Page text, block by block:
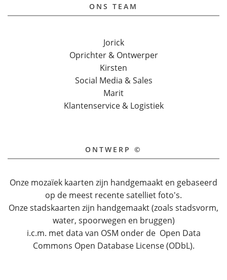
ONS TEAM
Jorick
Oprichter & Ontwerper
Kirsten
Social Media & Sales
Marit
Klantenservice & Logistiek
ONTWERP ©
Onze mozaïek kaarten zijn handgemaakt en gebaseerd
op de meest recente satelliet foto's.
Onze stadskaarten zijn handgemaakt (zoals stadsvorm,
water, spoorwegen en bruggen)
i.c.m. met data van OSM onder de Open Data
Commons Open Database License (ODbL).